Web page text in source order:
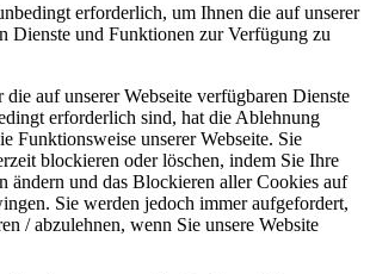
erforderlich, um Ihnen die auf unserer
Dienste und Funktionen zur Verfügung zu
auf unserer Webseite verfügbaren Dienste
erforderlich sind, hat die Ablehnung
Funktionsweise unserer Webseite. Sie
blockieren oder löschen, indem Sie Ihre
ändern und das Blockieren aller Cookies auf
Sie werden jedoch immer aufgefordert,
/ abzulehnen, wenn Sie unsere Website